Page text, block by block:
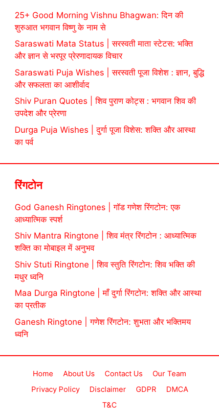
25+ Good Morning Vishnu Bhagwan: दिन की
शुरुआत भगवान विष्णु के नाम से
Saraswati Mata Status | सरस्वती माता स्टेटस: भक्ति
और ज्ञान से भरपूर प्रेरणादायक विचार
Saraswati Puja Wishes | सरस्वती पूजा विशेश : ज्ञान, बुद्धि
और सफलता का आशीर्वाद
Shiv Puran Quotes | शिव पुराण कोट्स : भगवान शिव की
उपदेश और प्रेरणा
Durga Puja Wishes | दुर्गा पूजा विशेस: शक्ति और आस्था
का पर्व
रिंगटोन
God Ganesh Ringtones | गॉड गणेश रिंगटोन: एक
आध्यात्मिक स्पर्श
Shiv Mantra Ringtone | शिव मंत्र रिंगटोन : आध्यात्मिक
शक्ति का मोबाइल में अनुभव
Shiv Stuti Ringtone | शिव स्तुति रिंगटोन: शिव भक्ति की
मधुर ध्वनि
Maa Durga Ringtone | माँ दुर्गा रिंगटोन: शक्ति और आस्था
का प्रतीक
Ganesh Ringtone | गणेश रिंगटोन: शुभता और भक्तिमय
ध्वनि
Home About Us Contact Us
Our Team
Privacy Policy
Disclaimer GDPR
DMCA
T&C